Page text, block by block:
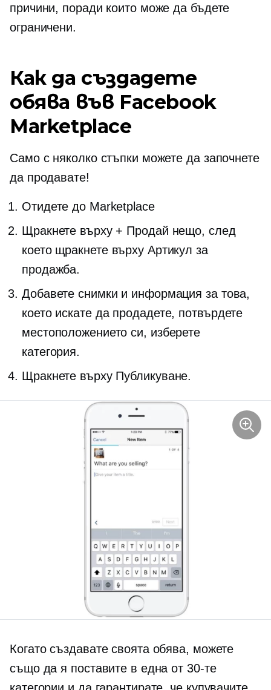
причини, поради които може да бъдете
ограничени.
Как да създадете
обява във Facebook
Marketplace
Само с няколко стъпки можете да започнете
да продавате!
Отидете до Marketplace
Щракнете върху + Продай нещо, след
което щракнете върху Артикул за
продажба.
Добавете снимки и информация за това,
което искате да продадете, потвърдете
местоположението си, изберете
категория.
Щракнете върху Публикуване.
Когато създавате своята обява, можете
също да я поставите в една от 30-те